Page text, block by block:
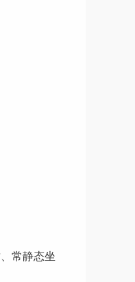
常静态坐